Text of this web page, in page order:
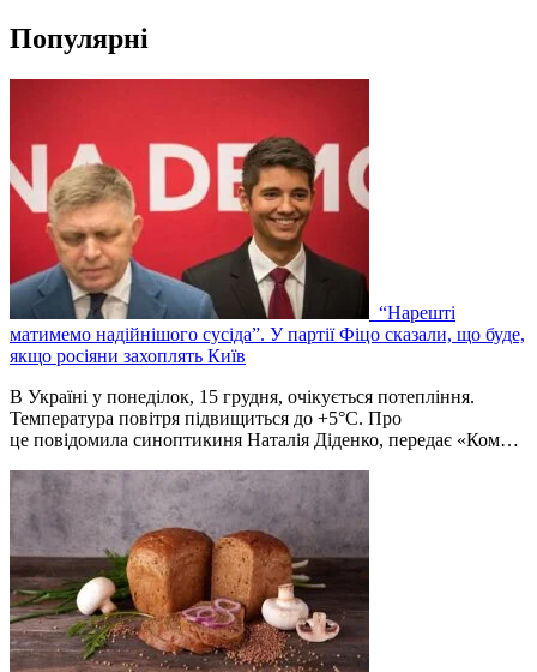
Популярні
“Нарешті
матимемо надійнішого сусіда”. У партії Фіцо сказали, що буде,
якщо росіяни захоплять Київ
В Україні у понеділок, 15 грудня, очікується потепління.
Температура повітря підвищиться до +5°C. Про
це повідомила синоптикиня Наталія Діденко, передає «Ком…